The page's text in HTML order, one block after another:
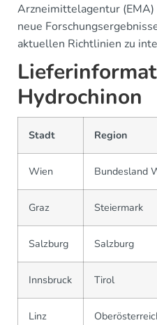
Arzneimittelagentur
neue
aktuellen Richtlinien zu
Hydrochinon
Stadt Region
Wien Bundesland
Graz Steiermark
Salzburg Salzburg
Innsbruck Tirol
Linz